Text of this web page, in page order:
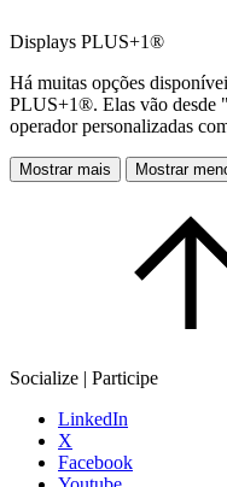
Displays PLUS+1®
Há muitas opções
PLUS+1®. Elas vão desde
operador personalizadas
Mostrar mais Mostrar
Socialize | Participe
LinkedIn
X
Facebook